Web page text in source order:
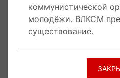
всесоюзной
молодёжи. Решение о
Всесоюзного
коммунистической
молодёжи. ВЛКСМ
существование.